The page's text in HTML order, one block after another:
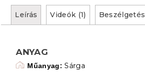
Leírás Videók (1) Beszélgetés
ANYAG
Műanyag: Sárga